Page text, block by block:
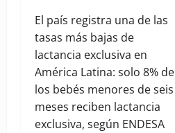
El país registra una de las
tasas más bajas de
lactancia exclusiva en
América Latina: solo 8% de
los bebés menores de seis
meses reciben lactancia
exclusiva, según ENDESA